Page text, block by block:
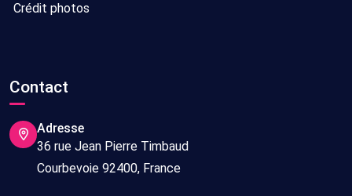
Crédit photos
Contact
Adresse
36 rue Jean Pierre Timbaud
Courbevoie 92400, France